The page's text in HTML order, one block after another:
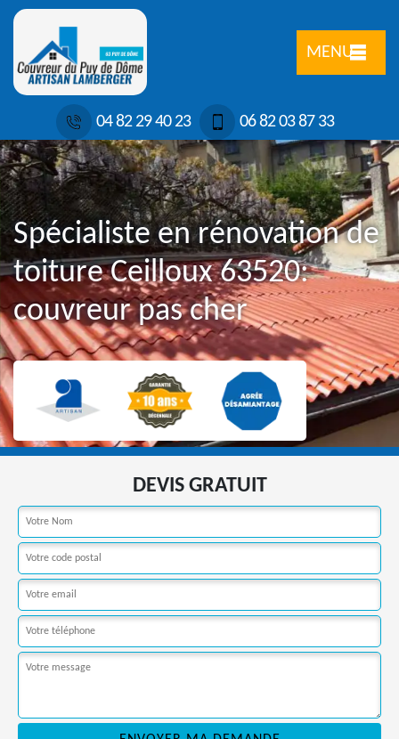
MENU
04 82 29 40 23 06 82 03 87 33
Spécialiste en rénovation de
toiture Ceilloux 63520:
couvreur pas cher
DEVIS GRATUIT